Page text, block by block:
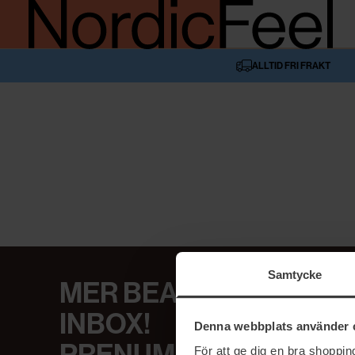
Samtycke
Denna webbplats använder
För att ge dig en bra
ALLTID FRI FRAKT
MER BEAUTY I DIN
INBOX!